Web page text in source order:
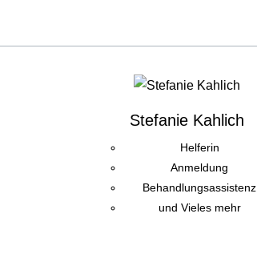
Stefanie Kahlich
Helferin
Anmeldung
Behandlungsassistenz
und Vieles mehr